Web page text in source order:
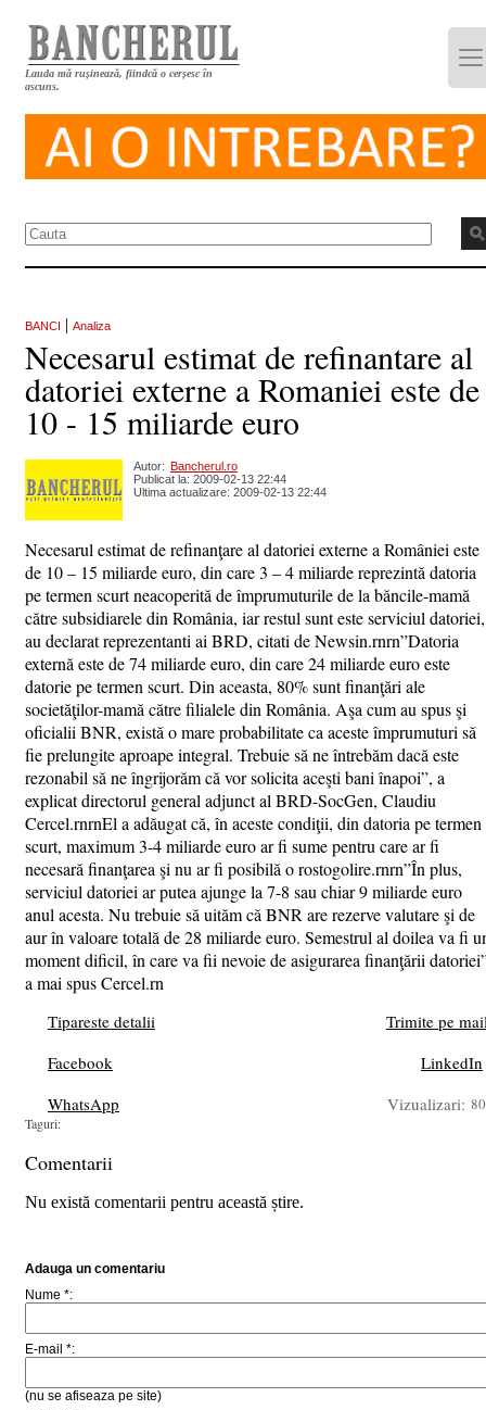
Lauda mă rușinează, fiindcă o cerșesc în
ascuns.
BANCI | Analiza
Necesarul estimat de refinantare al
datoriei externe a Romaniei este de
10 - 15 miliarde euro
Autor: Bancherul.ro
Publicat la: 2009-02-13 22:44
Ultima actualizare: 2009-02-13 22:44
Necesarul estimat de refinanţare al datoriei externe a României este
de 10 – 15 miliarde euro, din care 3 – 4 miliarde reprezintă datoria
pe termen scurt neacoperită de împrumuturile de la băncile-mamă
către subsidiarele din România, iar restul sunt este serviciul datoriei,
au declarat reprezentanti ai BRD, citati de Newsin.rnrn”Datoria
externă este de 74 miliarde euro, din care 24 miliarde euro este
datorie pe termen scurt. Din aceasta, 80% sunt finanţări ale
societăţilor-mamă către filialele din România. Aşa cum au spus şi
oficialii BNR, există o mare probabilitate ca aceste împrumuturi să
fie prelungite aproape integral. Trebuie să ne întrebăm dacă este
rezonabil să ne îngrijorăm că vor solicita aceşti bani înapoi”, a
explicat directorul general adjunct al BRD-SocGen, Claudiu
Cercel.rnrnEl a adăugat că, în aceste condiţii, din datoria pe termen
scurt, maximum 3-4 miliarde euro ar fi sume pentru care ar fi
necesară finanţarea şi nu ar fi posibilă o rostogolire.rnrn”În plus,
serviciul datoriei ar putea ajunge la 7-8 sau chiar 9 miliarde euro
anul acesta. Nu trebuie să uităm că BNR are rezerve valutare şi de
aur în valoare totală de 28 miliarde euro. Semestrul al doilea va fi
moment dificil, în care va fii nevoie de asigurarea finanţării
a mai spus Cercel.rn
Tipareste detalii
Trimite pe
Facebook
LinkedIn
WhatsApp
Vizualizari:
Taguri:
Comentarii
Nu există comentarii pentru această știre.
Adauga un comentariu
Nume *:
E-mail *:
(nu se afiseaza pe site)